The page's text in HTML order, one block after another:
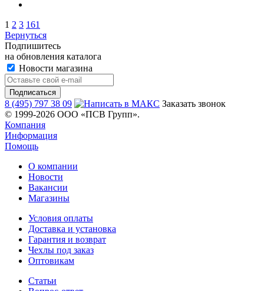
1 2 3 161
Вернуться
Подпишитесь
на обновления каталога
Новости магазина
8 (495) 797 38 09
Заказать звонок
© 1999-2026 ООО «ПСВ Групп».
Компания
Информация
Помощь
О компании
Новости
Вакансии
Магазины
Условия оплаты
Доставка и установка
Гарантия и возврат
Чехлы под заказ
Оптовикам
Статьи